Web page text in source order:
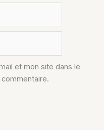
et mon site dans le